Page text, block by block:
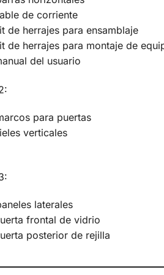
de corriente
de herrajes para ensamblaje
de herrajes para montaje de
del usuario
para puertas
verticales
laterales
frontal de vidrio
posterior de rejilla